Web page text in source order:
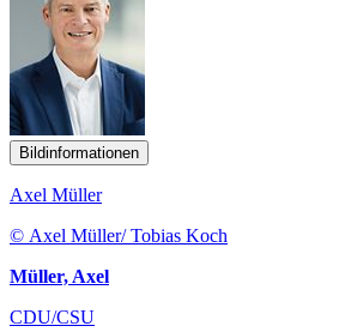
Bildinformationen
Axel Müller
© Axel Müller/ Tobias Koch
Müller, Axel
CDU/CSU